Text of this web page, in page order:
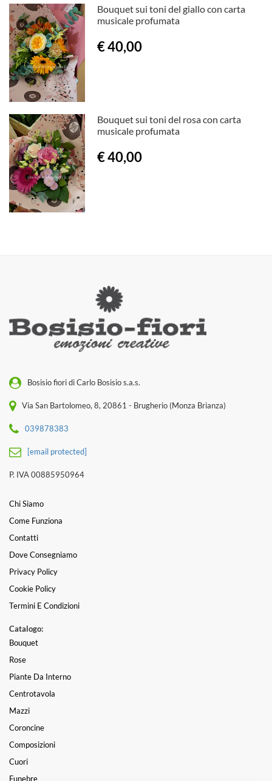
Bouquet sui toni del giallo con carta
musicale profumata
€ 40,00
Bouquet sui toni del rosa con carta
musicale profumata
€ 40,00
Bosisio fiori di Carlo Bosisio s.a.s.
Via San Bartolomeo, 8, 20861 - Brugherio (Monza Brianza)
039878383
[email protected]
P. IVA 00885950964
Chi Siamo
Come Funziona
Contatti
Dove Consegniamo
Privacy Policy
Cookie Policy
Termini E Condizioni
Catalogo:
Bouquet
Rose
Piante Da Interno
Centrotavola
Mazzi
Coroncine
Composizioni
Cuori
Funebre